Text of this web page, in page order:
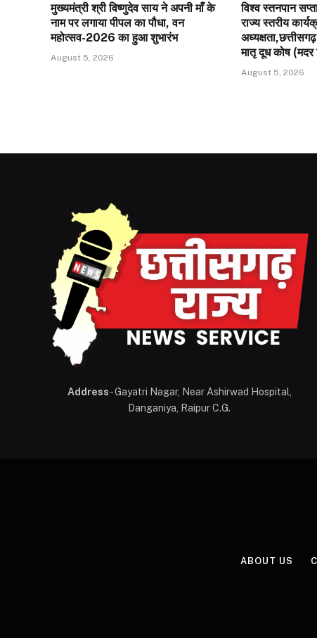
मुख्यमंत्री श्री विष्णुदेव साय ने अपनी माँ के
नाम पर लगाया पीपल का पौधा, वन
महोत्सव-2026 का हुआ शुभारंभ
August 5, 2026
विश्व स्तनपान
राज्य स्तरीय
मातृ दूध कोष
August 5, 2026
Address- Gayatri Nagar, Near Ashirwad Hospital,
Danganiya, Raipur C.G.
ABOUT US